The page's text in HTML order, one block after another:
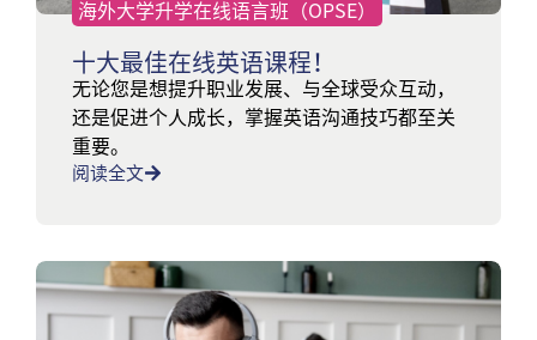
海外大学升学在线语言班（OPSE）
十大最佳在线英语课程！
无论您是想提升职业发展、与全球受众互动，
还是促进个人成长，掌握英语沟通技巧都至关
重要。
阅读全文